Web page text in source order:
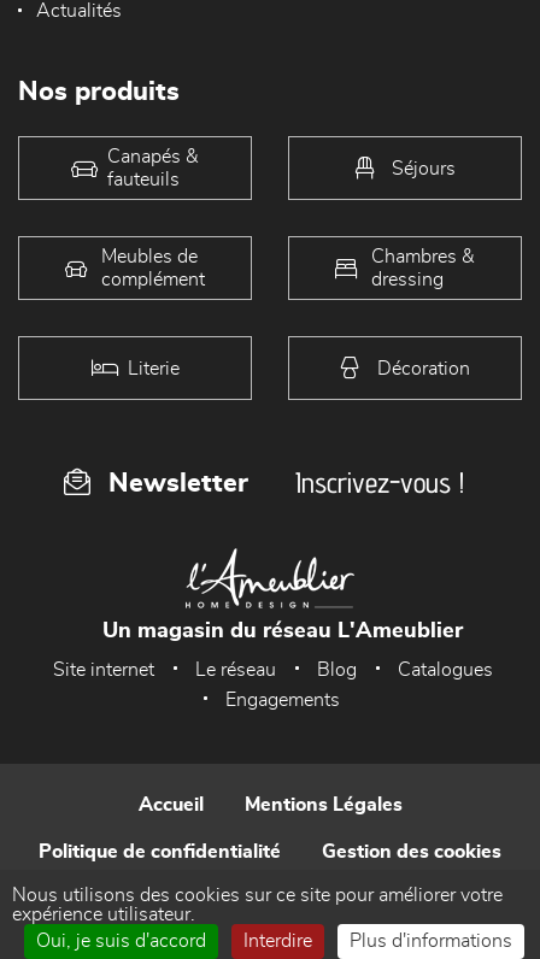
Actualités
Nos produits
Canapés &
fauteuils
Séjours
Meubles de
complément
Chambres &
dressing
Literie Décoration
Newsletter Inscrivez-vous !
Un magasin du réseau L'Ameublier
Site internet Le réseau Blog
Catalogues
Engagements
Accueil Mentions Légales
Politique de confidentialité Gestion des cookies
Contact
Nous utilisons des cookies sur ce site pour améliorer votre
expérience utilisateur.
Oui, je suis d'accord
Interdire Plus d'informations